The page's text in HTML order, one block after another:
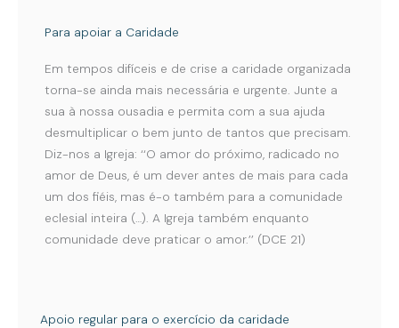
Para apoiar a Caridade
Em tempos difíceis e de crise a caridade organizada
torna-se ainda mais necessária e urgente. Junte a
sua à nossa ousadia e permita com a sua ajuda
desmultiplicar o bem junto de tantos que precisam.
Diz-nos a Igreja: ‘‘O amor do próximo, radicado no
amor de Deus, é um dever antes de mais para cada
um dos fiéis, mas é-o também para a comunidade
eclesial inteira (…). A Igreja também enquanto
comunidade deve praticar o amor.’’ (DCE 21)
Apoio regular para o exercício da caridade